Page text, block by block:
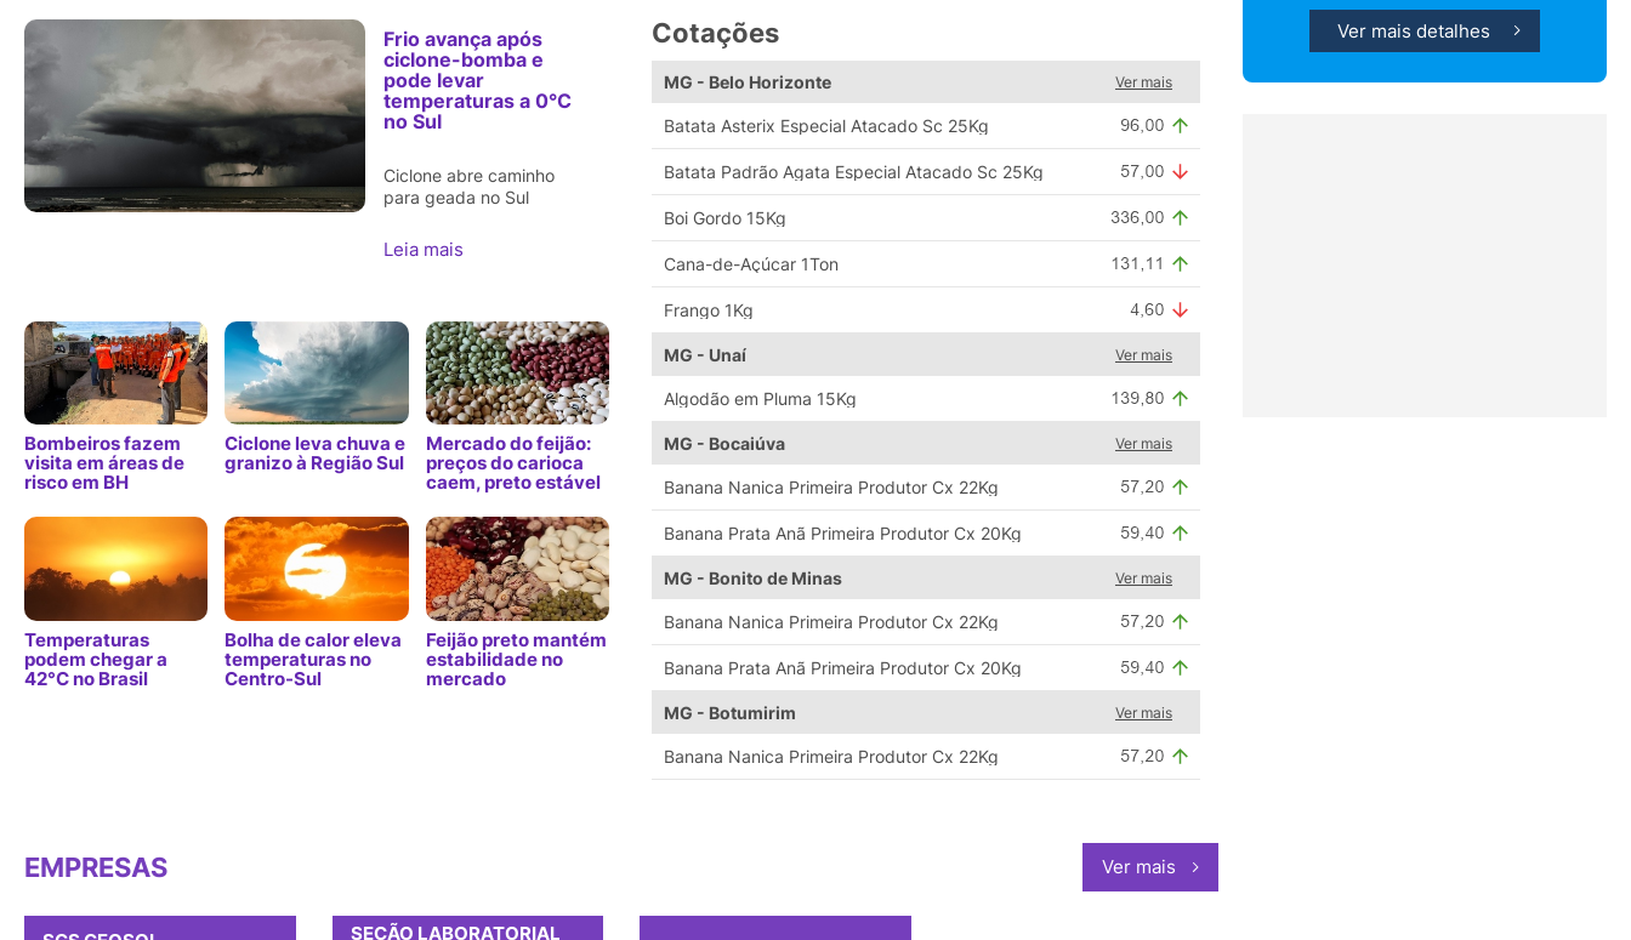
Frio avança após
ciclone-bomba e
pode levar
temperaturas a 0°C
no Sul
Ciclone abre caminho
para geada no Sul
Leia mais
Bombeiros fazem
visita em áreas de
risco em BH
Ciclone leva chuva e
granizo à Região Sul
Mercado do feijão:
preços do carioca
caem, preto estável
Temperaturas
podem chegar a
42°C no Brasil
Bolha de calor eleva
temperaturas no
Centro-Sul
Feijão preto mantém
estabilidade no
mercado
Cotações
MG - Belo Horizonte Ver mais
Batata Asterix Especial Atacado Sc 25Kg
Batata Padrão Agata Especial Atacado Sc 25Kg
Boi Gordo 15Kg
Cana-de-Açúcar 1Ton
Frango 1Kg
MG - Unaí Ver mais
Algodão em Pluma 15Kg
MG - Bocaiúva Ver mais
Banana Nanica Primeira Produtor Cx 22Kg
Banana Prata Anã Primeira Produtor Cx 20Kg
MG - Bonito de Minas Ver mais
Banana Nanica Primeira Produtor Cx 22Kg
Banana Prata Anã Primeira Produtor Cx 20Kg
MG - Botumirim Ver mais
Banana Nanica Primeira Produtor Cx 22Kg
EMPRESAS Ver mais
SEÇÃO LABORATORIAL
Ver mais detalhes